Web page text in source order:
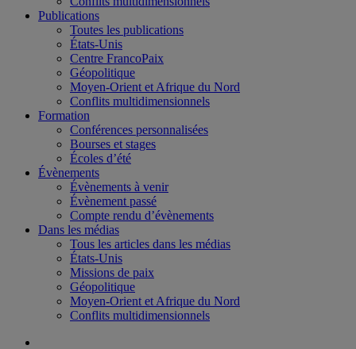
Publications
Toutes les publications
États-Unis
Centre FrancoPaix
Géopolitique
Moyen-Orient et Afrique du Nord
Conflits multidimensionnels
Formation
Conférences personnalisées
Bourses et stages
Écoles d’été
Évènements
Évènements à venir
Évènement passé
Compte rendu d’évènements
Dans les médias
Tous les articles dans les médias
États-Unis
Missions de paix
Géopolitique
Moyen-Orient et Afrique du Nord
Conflits multidimensionnels